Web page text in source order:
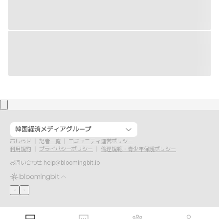
韓国経済メディアグループ
おしらせ 記者一覧
コミュニティ運営ポリシー
利用規約
プライバシーポリシー
倫理規範・青少年保護ポリシー
お問い合わせ help@bloomingbit.io